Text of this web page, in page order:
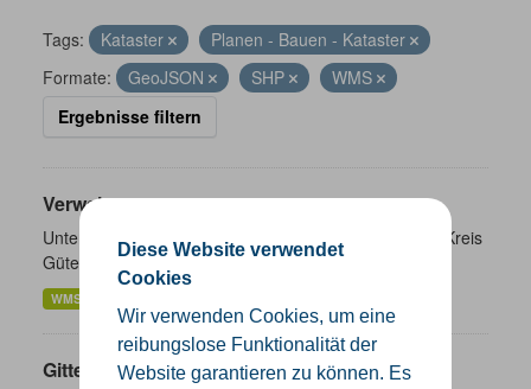
Diese Website verwendet
Cookies
Wir verwenden Cookies, um eine
reibungslose Funktionalität der
Website garantieren zu können. Es
Tags: Kataster
Planen - Bauen - Kataster
Formate:
GeoJSON SHP
WMS
Ergebnisse filtern
Verwaltungsgrenzen
Unterschiedliche Ebenen der Verwaltungsgrenzen im Kreis
Gütersloh
WMS
Gitternetze